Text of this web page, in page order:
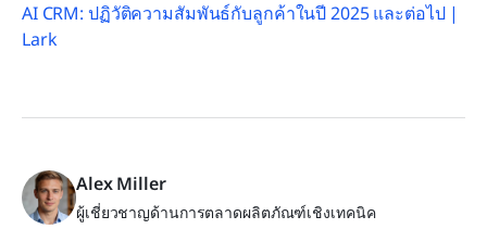
AI CRM: ปฏิวัติความสัมพันธ์กับลูกค้าในปี 2025 และต่อไป |
Lark
Alex Miller
ผู้เชี่ยวชาญด้านการตลาดผลิตภัณฑ์เชิงเทคนิค